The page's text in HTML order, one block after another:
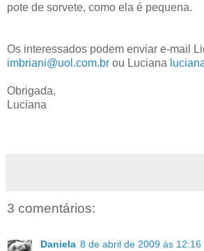
pote de sorvete, como ela é pequena.
Os interessados podem enviar e-mail
imbriani@uol.com.br ou Luciana
Obrigada,
Luciana
3 comentários:
Daniela 8 de abril de 2009 às 12:16